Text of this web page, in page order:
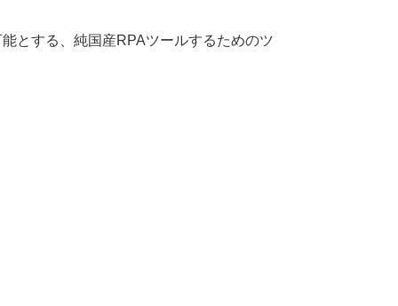
とする、 純国産RPAツールするためのツ